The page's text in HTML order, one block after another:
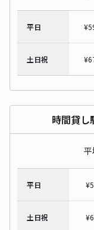
平日 ¥
土日祝 ¥
時間貸し
平
平日 ¥
土日祝 ¥